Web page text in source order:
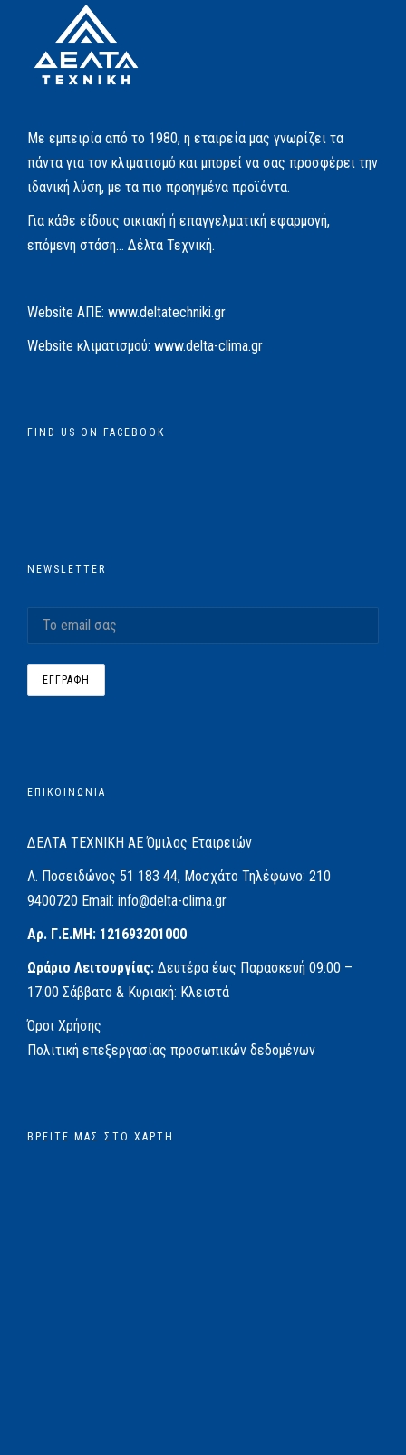
Με εμπειρία από το 1980, η εταιρεία μας γνωρίζει τα
πάντα για τον κλιματισμό και μπορεί να σας προσφέρει την
ιδανική λύση, με τα πιο προηγμένα προϊόντα.
Για κάθε είδους οικιακή ή επαγγελματική εφαρμογή,
επόμενη στάση… Δέλτα Τεχνική.
Website AΠΕ: www.deltatechniki.gr
Website κλιματισμού: www.delta-clima.gr
FIND US ON FACEBOOK
NEWSLETTER
ΕΠΙΚΟΙΝΩΝΙΑ
ΔΕΛΤΑ ΤΕΧΝΙΚΗ ΑΕΌμιλος Εταιρειών
Λ. Ποσειδώνος 51 183 44, Μοσχάτο Τηλέφωνο: 210
9400720 Email: info@delta-clima.gr
Αρ. Γ.Ε.ΜΗ: 121693201000
Ωράριο Λειτουργίας: Δευτέρα έως Παρασκευή 09:00 –
17:00 Σάββατο & Κυριακή: Κλειστά
Όροι Χρήσης
Πολιτική επεξεργασίας προσωπικών δεδομένων
ΒΡΕΊΤΕ ΜΑΣ ΣΤΟ ΧΆΡΤΗ